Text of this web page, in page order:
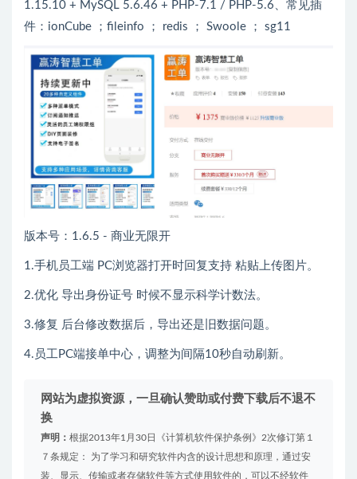
1.15.10 + MySQL 5.6.46 + PHP-7.1 / PHP-5.6、常见插
件：ionCube ；fileinfo ； redis ； Swoole ； sg11
版本号：1.6.5 - 商业无限开
1.手机员工端 PC浏览器打开时回复支持 粘贴上传图片。
2.优化 导出身份证号 时候不显示科学计数法。
3.修复 后台修改数据后，导出还是旧数据问题。
4.员工PC端接单中心，调整为间隔10秒自动刷新。
网站为虚拟资源，一旦确认赞助或付费下载后不退不
换
声明： 根据2013年1月30日《计算机软件保护条例》2次修订第１
７条规定： 为了学习和研究软件内含的设计思想和原理，通过安
装、显示、传输或者存储软件等方式使用软件的，可以不经软件